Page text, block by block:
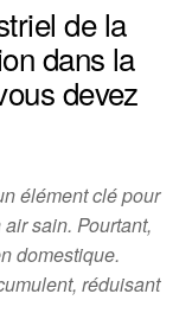
de la
dans la
devez
élément clé pour
sain. Pourtant,
domestique.
réduisant